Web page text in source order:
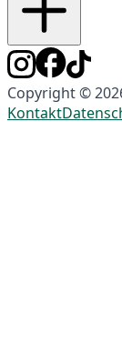
Copyright ©
Kontakt